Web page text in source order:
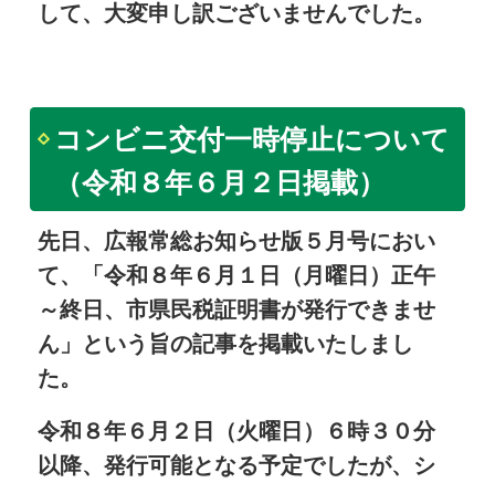
して、大変申し訳ございませんでした。
コンビニ交付一時停止について
（令和８年６月２日掲載）
先日、広報常総お知らせ版５月号におい
て、「令和８年６月１日（月曜日）正午
～終日、市県民税証明書が発行できませ
ん」という旨の記事を掲載いたしまし
た。
令和８年６月２日（火曜日）６時３０分
以降、発行可能となる予定でしたが、シ